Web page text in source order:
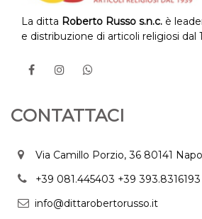
La ditta Roberto Russo s.n.c. è
e distribuzione di articoli religiosi dal
CONTATTACI
Via Camillo Porzio, 36 80141
+39 081.445403 +39 393.8316193
info@dittarobertorusso.it